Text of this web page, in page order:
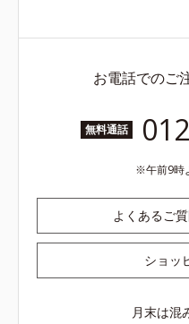
お電話でのご
無料通話
午前9時
よくあるご
ショッ
月末は混